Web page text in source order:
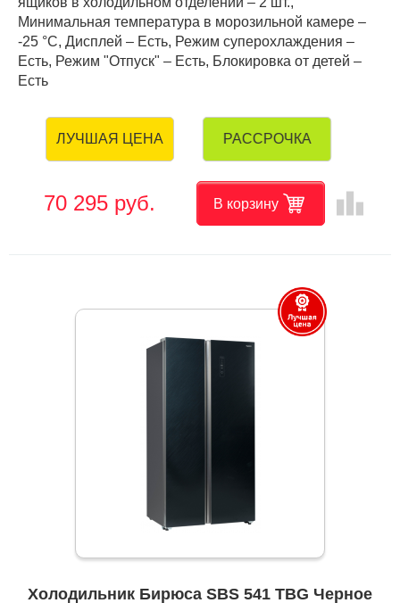
Минимальная температура в морозильной камере –
-25 °C, Дисплей – Есть, Режим суперохлаждения –
Есть, Режим "Отпуск" – Есть, Блокировка от детей –
Есть
ЛУЧШАЯ ЦЕНА РАССРОЧКА
70 295 руб. В корзину leaderboard
Холодильник Бирюса SBS 541 TBG Черное